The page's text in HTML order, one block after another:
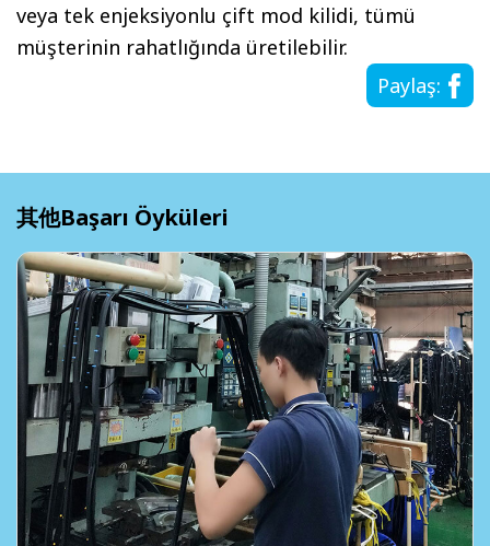
veya tek enjeksiyonlu çift mod kilidi, tümü
müşterinin rahatlığında üretilebilir.
Paylaş:
其他Başarı Öyküleri